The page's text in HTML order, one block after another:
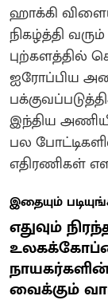
ஹாக்கி
நிகழ்த்தி
புற்களத்தில்
ஐரோப்பிய
இந்திய
பல
எதிரணிகள்
இதையும்
எதுவும்
வைக்கும்